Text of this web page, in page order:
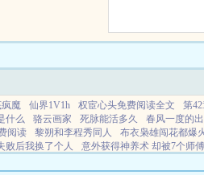
愁死了，等了十二年
魔 仙界1V1h 权宦心头免费阅读全文 第
什么 骆云画家 死脉能活多久 春风一度的
阅读 黎朔和李程秀同人 布衣枭雄闯花都爆
败后我换了个人 意外获得神养术 却被7个师